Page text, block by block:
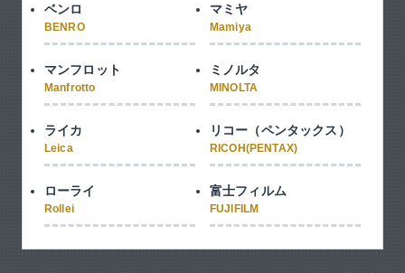
ベンロ
BENRO
マミヤ
Mamiya
マンフロット
Manfrotto
ミノルタ
MINOLTA
ライカ
Leica
リコー（ペンタックス）
RICOH(PENTAX)
ローライ
Rollei
富士フィルム
FUJIFILM